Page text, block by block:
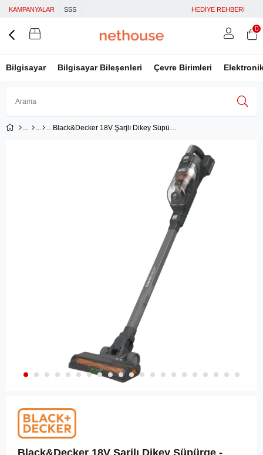
KAMPANYALAR SSS HEDİYE REHBERİ
Bilgisayar Bilgisayar Bileşenleri Çevre Birimleri
Üye Ol Facebook İle Bağlan
Google İle Bağlan
0
Black&Decker 18V Şarjlı Dikey Süpürge - BHFEA18D1-QW
Black&Decker 18V Şarjlı Dikey Süpürge -